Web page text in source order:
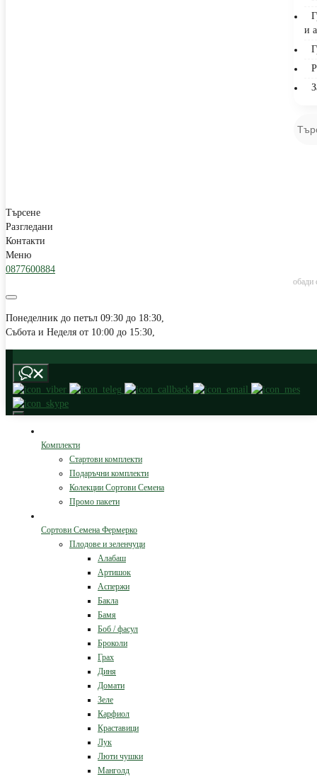
и
Търсене
Разгледани
Контакти
Меню
0877600884
обади
Понеделник до петъл 09:30 до 18:30,
Събота и Неделя от 10:00 до 15:30,
Комплекти
Стартови комплекти
Подаръчни комплекти
Колекции Сортови Семена
Промо пакети
Сортови Семена Фермерко
Плодове и зеленчуци
Алабаш
Артишок
Аспержи
Бакла
Бамя
Боб / фасул
Броколи
Грах
Диня
Домати
Зеле
Карфиол
Краставици
Лук
Люти чушки
Манголд